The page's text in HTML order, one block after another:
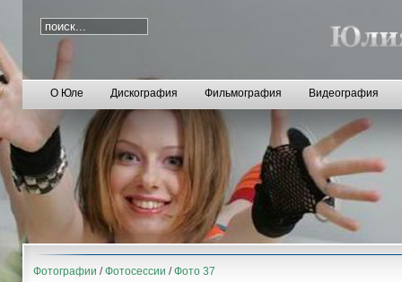
О Юле Дискография Фильмография Видеография
Фотографии /Фотосессии /Фото 37